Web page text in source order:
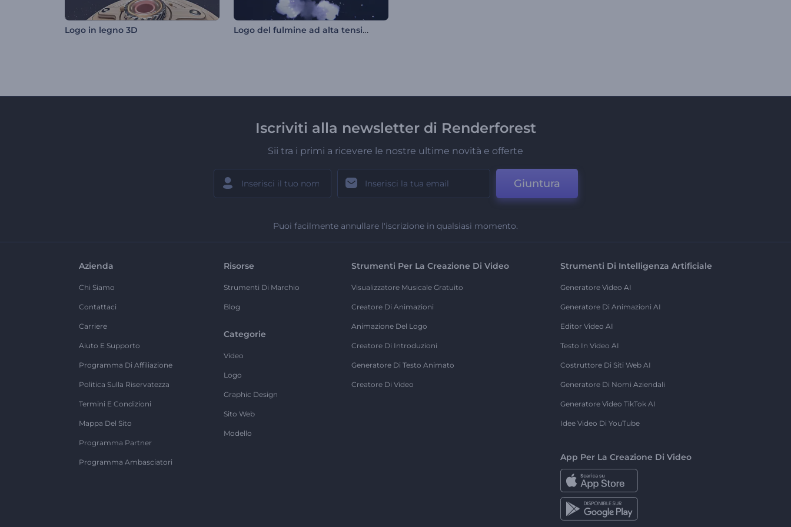
Logo in legno 3D Logo del fulmine ad alta tensione
Iscriviti alla newsletter di Renderforest
Sii tra i primi a ricevere le nostre ultime novità e offerte
Giuntura
Puoi facilmente annullare l'iscrizione in qualsiasi momento.
Azienda
Chi Siamo
Contattaci
Carriere
Aiuto E Supporto
Programma Di Affiliazione
Politica Sulla Riservatezza
Termini E Condizioni
Mappa Del Sito
Programma Partner
Programma Ambasciatori
Risorse
Strumenti Di Marchio
Blog
Categorie
Video
Logo
Graphic Design
Sito Web
Modello
Strumenti Per La Creazione Di Video
Visualizzatore Musicale Gratuito
Creatore Di Animazioni
Animazione Del Logo
Creatore Di Introduzioni
Generatore Di Testo Animato
Creatore Di Video
Strumenti Di Intelligenza Artificiale
Generatore Video AI
Generatore Di Animazioni AI
Editor Video AI
Testo In Video AI
Costruttore Di Siti Web AI
Generatore Di Nomi Aziendali
Generatore Video TikTok AI
Idee Video Di YouTube
App Per La Creazione Di Video